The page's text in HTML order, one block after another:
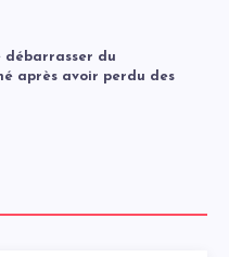
débarrasser du
après avoir perdu des